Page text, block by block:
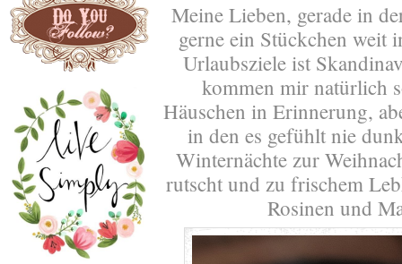
Meine Lieben, gerade in
gerne ein Stückchen weit
Urlaubsziele ist
kommen mir natürlich
Häuschen in Erinnerung,
in den es gefühlt nie
Winternächte zur
rutscht und zu frischem
Rosinen und